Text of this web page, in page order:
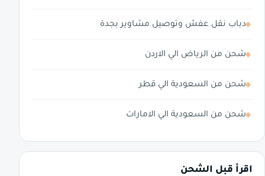
دباب نقل عفش وتوصيل مشاوير بجدة
شحن من الرياض الي الاردن
شحن من السعودية الي قطر
شحن من السعودية الي الامارات
اقرأ قبل الشحن